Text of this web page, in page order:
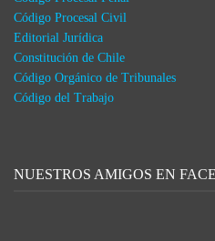
Código Procesal Civil
Editorial Jurídica
Constitución de Chile
Código Orgánico de Tribunales
Código del Trabajo
NUESTROS AMIGOS EN